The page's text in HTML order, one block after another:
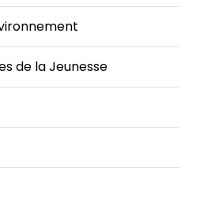
de la Jeunesse